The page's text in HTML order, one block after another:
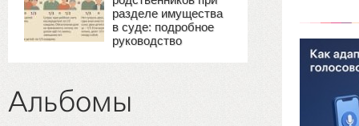
разделе имущества
в суде: подробное
руководство
Альбомы